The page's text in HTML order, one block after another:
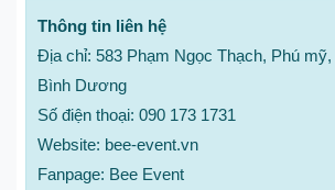
Thông tin liên hệ
Địa chỉ: 583 Phạm Ngọc Thạch, Phú mỹ,
Bình Dương
Số điện thoại: 090 173 1731
Website: bee-event.vn
Fanpage: Bee Event